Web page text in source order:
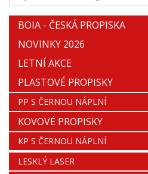
v
katalogu
BOIA - ČESKÁ PROPISKA
NOVINKY 2026
LETNÍ AKCE
PLASTOVÉ PROPISKY
PP S ČERNOU NÁPLNÍ
KOVOVÉ PROPISKY
KP S ČERNOU NÁPLNÍ
LESKLÝ LASER